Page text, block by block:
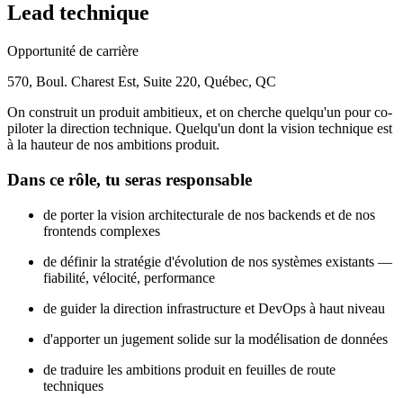
Lead technique
Opportunité de carrière
570, Boul. Charest Est, Suite 220, Québec, QC
On construit un produit ambitieux, et on cherche quelqu'un pour co-
piloter la direction technique. Quelqu'un dont la vision technique est
à la hauteur de nos ambitions produit.
Dans ce rôle, tu seras responsable
de porter la vision architecturale de nos backends et de nos
frontends complexes
de définir la stratégie d'évolution de nos systèmes existants —
fiabilité, vélocité, performance
de guider la direction infrastructure et DevOps à haut niveau
d'apporter un jugement solide sur la modélisation de données
de traduire les ambitions produit en feuilles de route
techniques